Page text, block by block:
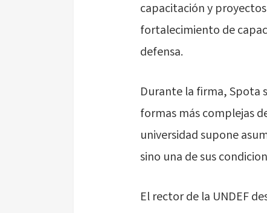
capacitación y
fortalecimiento de
defensa.
Durante la firma, Spota
formas más complejas
universidad supone
sino una de sus
El rector de la UNDEF